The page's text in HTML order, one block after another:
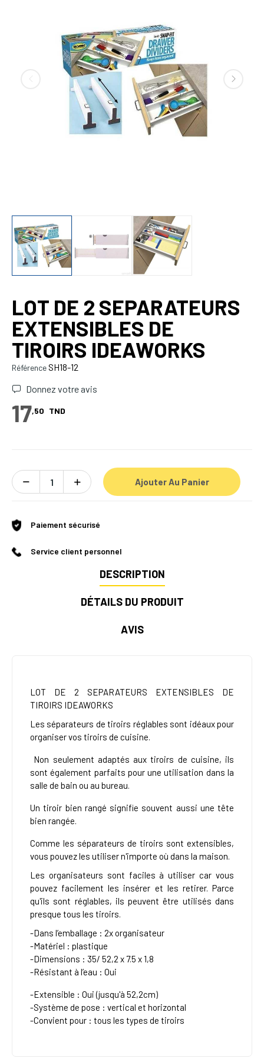
LOT DE 2 SEPARATEURS
EXTENSIBLES DE
TIROIRS IDEAWORKS
RéférenceSH18-12
Donnez votre avis
17,50 TND
Ajouter Au Panier
Paiement sécurisé
Service client personnel
DESCRIPTION
DÉTAILS DU PRODUIT
AVIS
LOT DE 2 SEPARATEURS EXTENSIBLES DE
TIROIRS IDEAWORKS
Les séparateurs de tiroirs réglables sont idéaux pour
organiser vos tiroirs de cuisine.
Non seulement adaptés aux tiroirs de cuisine, ils
sont également parfaits pour une utilisation dans la
salle de bain ou au bureau.
Un tiroir bien rangé signifie souvent aussi une tête
bien rangée.
Comme les séparateurs de tiroirs sont extensibles,
vous pouvez les utiliser n'importe où dans la maison.
Les organisateurs sont faciles à utiliser car vous
pouvez facilement les insérer et les retirer. Parce
qu'ils sont réglables, ils peuvent être utilisés dans
presque tous les tiroirs.
-Dans l’emballage : 2x organisateur
-Matériel : plastique
-Dimensions : 35/ 52,2 x 7.5 x 1,8
-Résistant à l’eau : Oui
-Extensible : Oui (jusqu'à 52,2cm)
-Système de pose : vertical et horizontal
-Convient pour : tous les types de tiroirs